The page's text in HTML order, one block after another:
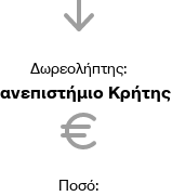
Δωρεολήπτης:
Κρήτης
Ποσό: